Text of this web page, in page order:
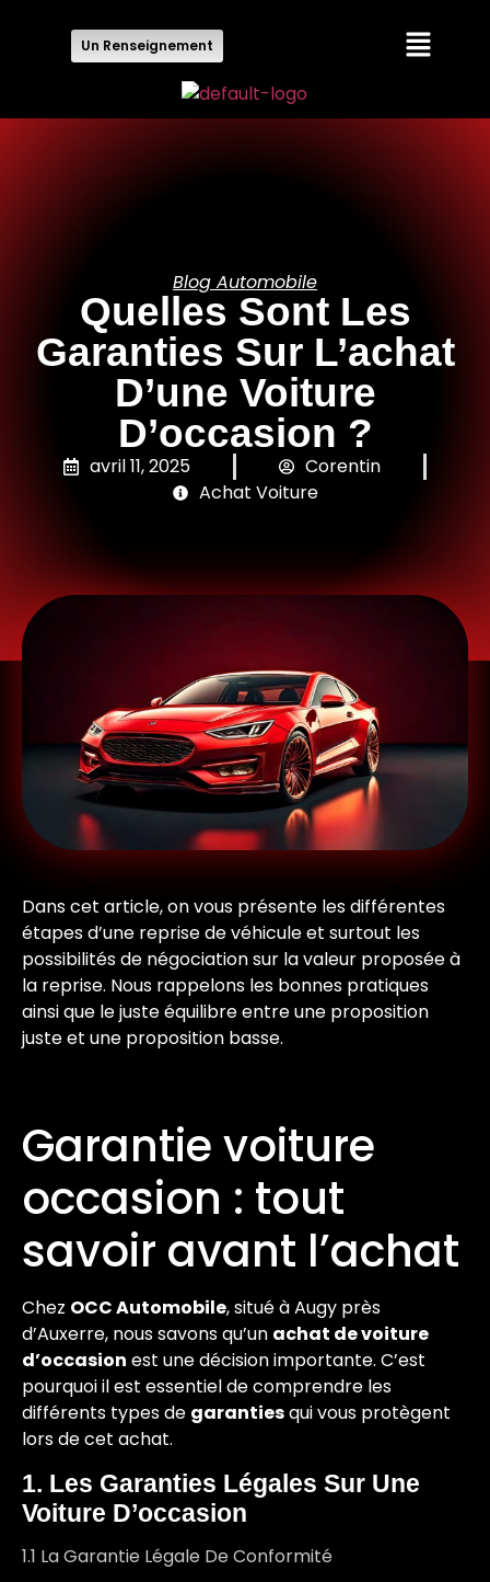
Un Renseignement
Blog Automobile
Quelles Sont Les
Garanties Sur L’achat
D’une Voiture
D’occasion ?
avril 11, 2025
Corentin
Achat Voiture
Dans cet article, on vous présente les différentes
étapes d’une reprise de véhicule et surtout les
possibilités de négociation sur la valeur proposée à
la reprise. Nous rappelons les bonnes pratiques
ainsi que le juste équilibre entre une proposition
juste et une proposition basse.
Garantie voiture
occasion : tout
savoir avant l’achat
Chez OCC Automobile, situé à Augy près
d’Auxerre, nous savons qu’un achat de voiture
d’occasion est une décision importante. C’est
pourquoi il est essentiel de comprendre les
différents types de garantiesqui vous protègent
lors de cet achat.
1. Les Garanties Légales Sur Une
Voiture D’occasion
1.1 La Garantie Légale De Conformité